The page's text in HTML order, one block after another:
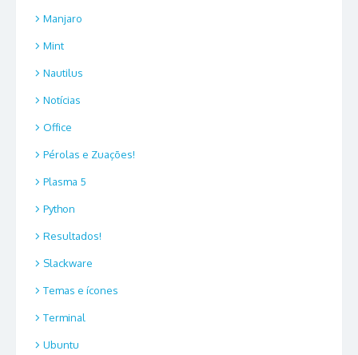
Manjaro
Mint
Nautilus
Notícias
Office
Pérolas e Zuações!
Plasma 5
Python
Resultados!
Slackware
Temas e ícones
Terminal
Ubuntu